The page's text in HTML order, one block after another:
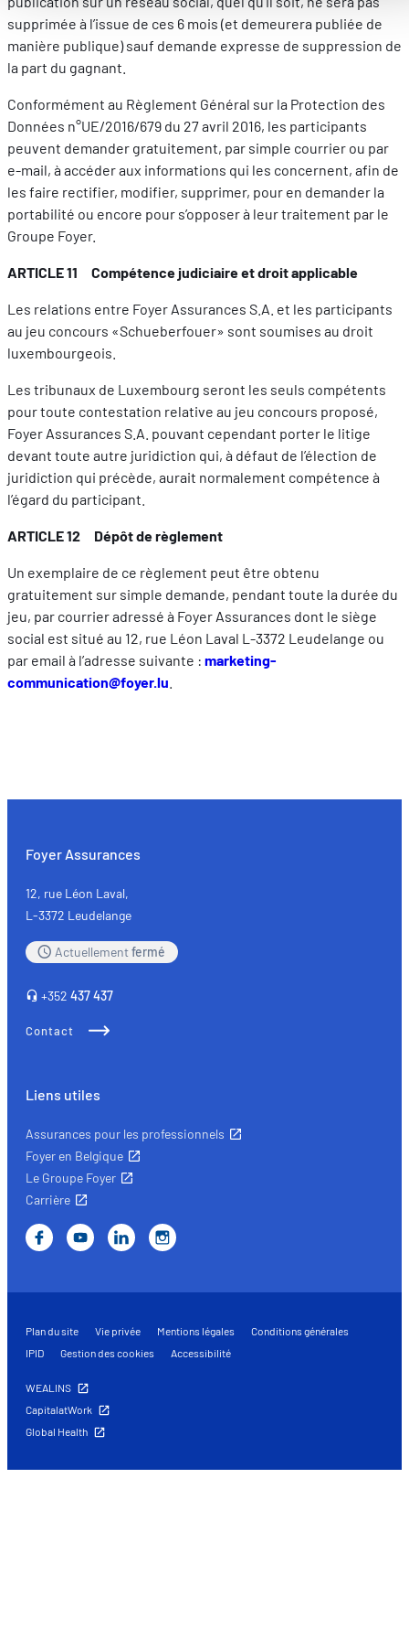
vos fonctionnalités et en se souvenant de vos choix.
Mesurer l'audience en suivant le nombre de visiteurs et
comprenant comment vous arrivez sur notre site.
les performances. Partager des informations avec les
sociaux utilisés et vous permettre de visualiser du contenu
hébergé sur un site externe.
supprimée à l’issue de ces 6 mois (et demeurera publiée de
manière publique) sauf demande expresse de suppression de
la part du gagnant.
Conformément au Règlement Général sur la Protection des
Données n°UE/2016/679 du 27 avril 2016, les participants
peuvent demander gratuitement, par simple courrier ou par
e-mail, à accéder aux informations qui les concernent, afin de
les faire rectifier, modifier, supprimer, pour en demander la
portabilité ou encore pour s’opposer à leur traitement par le
Groupe Foyer.
ARTICLE 11 Compétence judiciaire et droit applicable
Les relations entre Foyer Assurances S.A. et les participants
au jeu concours «Schueberfouer» sont soumises au droit
luxembourgeois.
Les tribunaux de Luxembourg seront les seuls compétents
pour toute contestation relative au jeu concours proposé,
Foyer Assurances S.A. pouvant cependant porter le litige
devant toute autre juridiction qui, à défaut de l’élection de
juridiction qui précède, aurait normalement compétence à
l’égard du participant.
ARTICLE 12 Dépôt de règlement
Un exemplaire de ce règlement peut être obtenu
gratuitement sur simple demande, pendant toute la durée du
jeu, par courrier adressé à Foyer Assurances dont le siège
social est situé au 12, rue Léon Laval L-3372 Leudelange ou
par email à l’adresse suivante : marketing-
communication@foyer.lu
Foyer Assurances
12, rue Léon Laval,
L-3372 Leudelange
Actuellementfermé
+352 437 437
Contact
Liens utiles
Assurances pour les professionnels
Foyer en Belgique
Le Groupe Foyer
Carrière
Plan du site Vie privée Mentions légales
Conditions générales
IPID
Gestion des cookies Accessibilité
WEALINS
CapitalatWork
Global Health